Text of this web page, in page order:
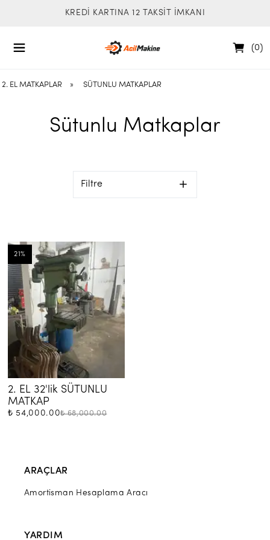
KREDİ KARTINA 12 TAKSİT İMKANI
(0)
2. EL MATKAPLAR » SÜTUNLU MATKAPLAR
Sütunlu Matkaplar
Filtre
21%
2. EL 32'lik SÜTUNLU
MATKAP
₺ 54,000.00₺ 68,000.00
ARAÇLAR
Amortisman Hesaplama Aracı
YARDIM